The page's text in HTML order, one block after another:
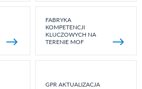
FABRYKA
KOMPETENCJI
KLUCZOWYCH NA
TERENIE MOF
GPR AKTUALIZACJA